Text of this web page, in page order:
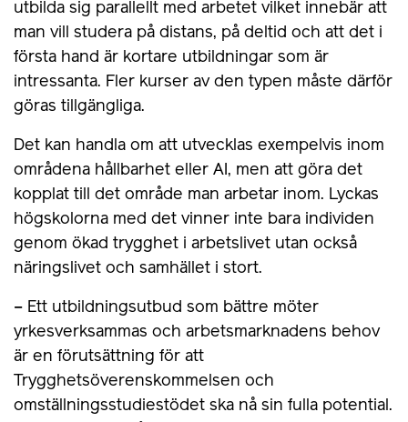
utbilda sig parallellt med arbetet vilket innebär att
man vill studera på distans, på deltid och att det i
första hand är kortare utbildningar som är
intressanta. Fler kurser av den typen måste därför
göras tillgängliga.
Det kan handla om att utvecklas exempelvis inom
områdena hållbarhet eller AI, men att göra det
kopplat till det område man arbetar inom. Lyckas
högskolorna med det vinner inte bara individen
genom ökad trygghet i arbetslivet utan också
näringslivet och samhället i stort.
– Ett utbildningsutbud som bättre möter
yrkesverksammas och arbetsmarknadens behov
är en förutsättning för att
Trygghetsöverenskommelsen och
omställningsstudiestödet ska nå sin fulla potential.